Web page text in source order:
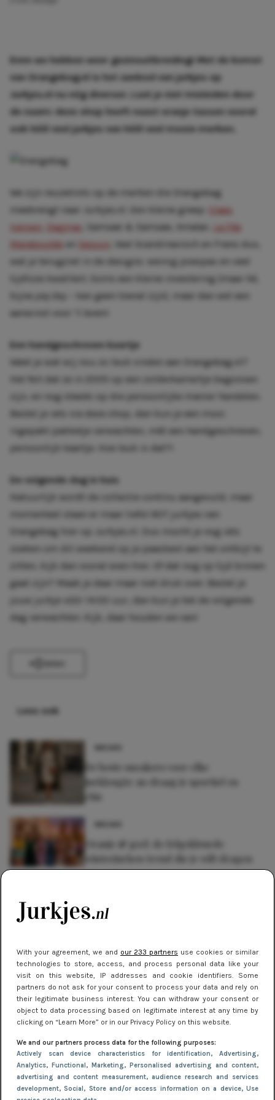
With your agreement, we and our 233 partners use cookies or similar
technologies to store, access, and process personal data like your
visit on this website, IP addresses and cookie identifiers. Some
partners do not ask for your consent to process your data and rely on
their legitimate business interest. You can withdraw your consent or
object to data processing based on legitimate interest at any time by
clicking on “Learn More” or in our Privacy Policy on this website.
We and our partners process data for the following purposes:
Actively scan device characteristics for identification, Advertising,
Analytics, Functional, Marketing, Personalised advertising and content,
advertising and content measurement, audience research and services
development, Social, Store and/or access information on a device, Use
Ennn we hebben weer gezinsuitbreiding! Met de komst
van Orangebag.nl is het aanbod van jurkjes op
Jurkjes.nl nu nóg diverser. Laat je niet misleiden door
de naam: deze shop heeft naast oranje tassen vooral
ook héél veel jurkjes van héél veel mooie merken.
We zijn reuzetrots op de merken die Orangebag
meebrengt naar Jurkjes.nl. Een kleine greep:
Claes
Iversen
Dagmar , Samsøe & Samsøe, Amatør,
La Fée
Maraboutée
Sessun
. Veel Scandinavisch en Frans dus,
wat je terugziet in de designs: weinig poespas en veel
tijdloze kwaliteit. Soms een kleine investering (maar hé,
pay day
– kan geen toeval zijn), maar dan wel een
aanwinst voor ‘t leven!
Een handgeschreven kaartje
Weet je wat wij nou zo leuk vinden aan Orangebag.nl?
Het feit dat ze in 2005 op een zolderkamertje begonnen
zijn, en nog steeds op die persoonlijke manier handelen.
Bestel je iets via deze shop, dan kun je een mooi
ingepakt pakketje verwachten, mét een handgeschreven,
persoonlijk kaartje. Hoe leuk is dat?!
De volgende dag in huis
Natuurlijk wordt de collectie continu aangevuld, maar
momenteel staan er maar liefst 907 jurkjes van
Orangebag hier op Jurkjes.nl. Dus mocht je nog iets
zoeken om dit weekend op je paasbest aan het ontbijt te
zitten, kijk dan vooral even hier. Of dat nog op tijd binnen
gaat zijn? Maak je daar maar niet druk over. Bestel je
jouw jurkje vóór 14:00 uur, dan kun je het de volgende
dag verwachten. Kijk, daar houden we van!
Lees ook
De beste sneakers voor elke
jurklengte: zo draag je sportief en
chic
Oranje & geel: de felgekleurde
winterjurken trend die je wilt dragen
Hoe herenjassen door de jaren heen
zijn geëvolueerd volgens de laatste
NIEUWS
Gladde benen onder je jurk: ontharen
op jouw manier